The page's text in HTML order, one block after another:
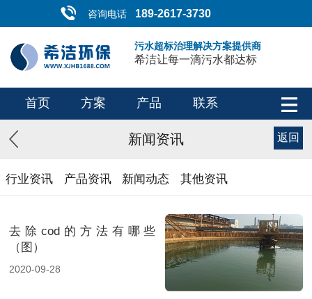
咨询电话 189-2617-3730
污水超标治理解决方案提供商
希洁让每一滴污水都达标
首页 方案 产品 联系
新闻资讯 返回
行业资讯 产品资讯 新闻动态 其他资讯
去除cod的方法有哪些
（图）
2020-09-28